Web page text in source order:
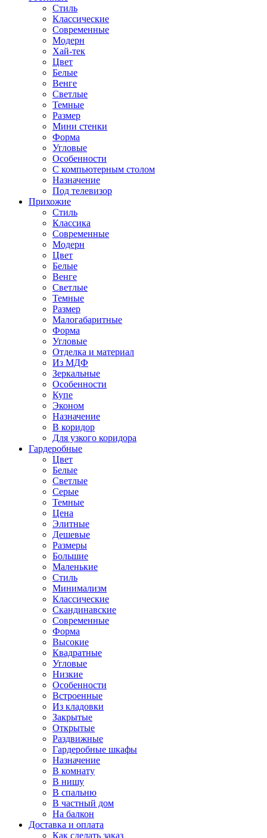
Стиль
Классические
Современные
Модерн
Хай-тек
Цвет
Белые
Венге
Светлые
Темные
Размер
Мини стенки
Форма
Угловые
Особенности
С компьютерным столом
Назначение
Под телевизор
Прихожие
Стиль
Классика
Современные
Модерн
Цвет
Белые
Венге
Светлые
Темные
Размер
Малогабаритные
Форма
Угловые
Отделка и материал
Из МДФ
Зеркальные
Особенности
Купе
Эконом
Назначение
В коридор
Для узкого коридора
Гардеробные
Цвет
Белые
Светлые
Серые
Темные
Цена
Элитные
Дешевые
Размеры
Большие
Маленькие
Стиль
Минимализм
Классические
Скандинавские
Современные
Форма
Высокие
Квадратные
Угловые
Низкие
Особенности
Встроенные
Из кладовки
Закрытые
Открытые
Раздвижные
Гардеробные шкафы
Назначение
В комнату
В нишу
В спальню
В частный дом
На балкон
Доставка и оплата
Как сделать заказ